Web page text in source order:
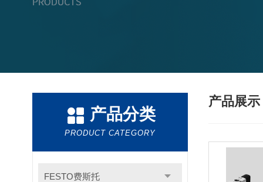
产品分类
PRODUCT CATEGORY
FESTO费斯托
产品展示